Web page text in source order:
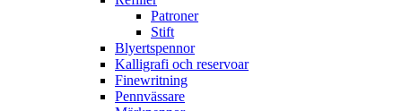
Patroner
Stift
Blyertspennor
Kalligrafi och reservoar
Finewritning
Pennvässare